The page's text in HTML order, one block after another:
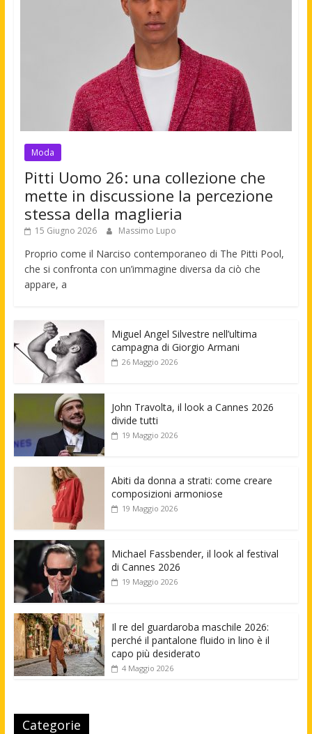
Moda
Pitti Uomo 26: una collezione che
mette in discussione la percezione
stessa della maglieria
15 Giugno 2026 Massimo Lupo
Proprio come il Narciso contemporaneo di The Pitti Pool,
che si confronta con un’immagine diversa da ciò che
appare, a
Miguel Angel Silvestre nell’ultima
campagna di Giorgio Armani
26 Maggio 2026
John Travolta, il look a Cannes 2026
divide tutti
19 Maggio 2026
Abiti da donna a strati: come creare
composizioni armoniose
19 Maggio 2026
Michael Fassbender, il look al festival
di Cannes 2026
19 Maggio 2026
Il re del guardaroba maschile 2026:
perché il pantalone fluido in lino è il
capo più desiderato
4 Maggio 2026
Categorie